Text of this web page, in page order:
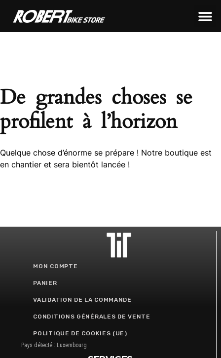
De grandes choses se
profilent à l’horizon
Quelque chose d’énorme se prépare ! Notre boutique est
en chantier et sera bientôt lancée !
MON COMPTE
PANIER
VALIDATION DE LA COMMANDE
CONDITIONS GÉNÉRALES DE VENTE
POLITIQUE DE COOKIES (UE)
Pays détecté : Luxembourg